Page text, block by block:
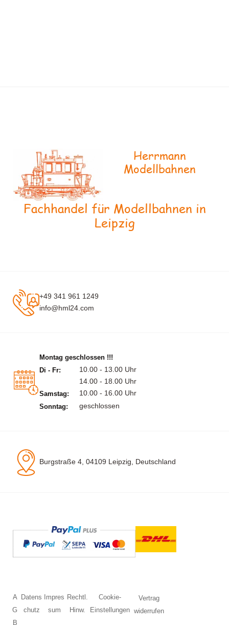
Herrmann
Modellbahnen
Fachhandel für Modellbahnen in
Leipzig
+49 341 961 1249
info@hml24.com
Montag geschlossen !!!
Di - Fr:
10.00 - 13.00 Uhr
14.00 - 18.00 Uhr
Samstag: 10.00 - 16.00 Uhr
Sonntag: geschlossen
Burgstraße 4, 04109 Leipzig, Deutschland
A
G
B
Datens
chutz
Impres
sum
Rechtl.
Hinw.
Cookie-
Einstellungen
Vertrag
widerrufen